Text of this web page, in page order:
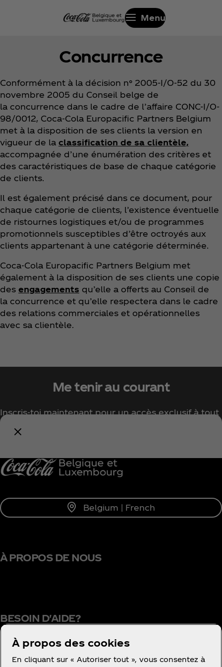
Menu
Concurrence
Conformément à la décision n° 2005-I/O-52 du 30
novembre 2005 du Conseil belge de
la concurrence dans le cadre de l’affaire CONC-I/O-
98/0012, Coca‑Cola Europacific Partners Belgium
met à la disposition de ses clients la version en
vigueur de la classification de sa clientèle,
accompagnée d’une énumération des critères et
des caractéristiques de base de chaque catégorie
de clients.
Il est également précisé dans ce document, pour
chaque catégorie de clients, l’existence éventuelle
de ristournes logistiques et/ou de programmes
promotionnels susceptibles d’être octroyés aux
clients appartenant à une catégorie déterminée.
Coca‑Cola Europacific Partners Belgium met
également à la disposition de ses clients une copie
des engagements qu’elle a offerts au Conseil de
la concurrence et qu’elle respectera dans le cadre
des relations commerciales et opérationnelles
avec sa clientèle.
Me tenir au courant
Inscris-toi maintenant pour un accès exclusif à tout
l'univers Coca‑Cola !
Belgium | French
À PROPOS DE NOUS
BESOIN D'AIDE?
À propos des cookies
En cliquant sur « Autoriser tout », vous consentez à